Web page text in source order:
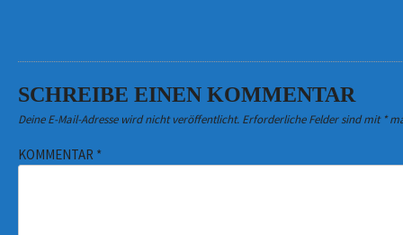
SCHREIBE EINEN KOMMENTAR
Deine E-Mail-Adresse wird nicht veröffentlicht. Erforderliche Felder sind mit *
KOMMENTAR *